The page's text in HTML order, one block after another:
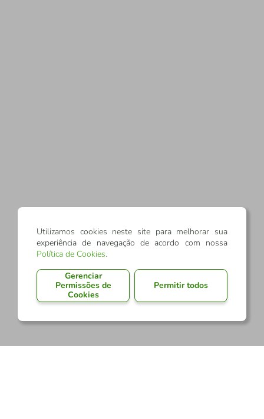
Utilizamos cookies neste site para melhorar sua
experiência de navegação de acordo com nossa
Política de Cookies.
Gerenciar
Permissões de
Cookies
Permitir todos